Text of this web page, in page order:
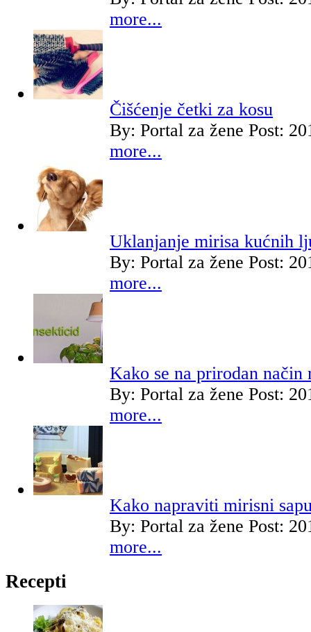
more...
Čišćenje četki za kosu
By: Portal za žene Post:
more...
Uklanjanje mirisa kućnih
By: Portal za žene Post:
more...
Kako se na prirodan način
By: Portal za žene Post:
more...
Kako napraviti mirisni
By: Portal za žene Post:
more...
Recepti